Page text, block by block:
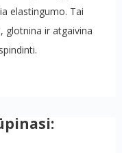
elastingumo. Tai
glotnina ir atgaivina